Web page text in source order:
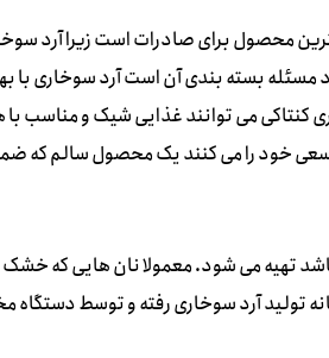
محصول برای صادرات است زیرا آرد
بسته بندی آن است آرد سوخاری با
کنتاکی می توانند غذایی شیک و مناسب
سعی خود را می کنند یک محصول سالم که
تهیه می شود. معمولا نان هایی که
تولید آرد سوخاری رفته و توسط